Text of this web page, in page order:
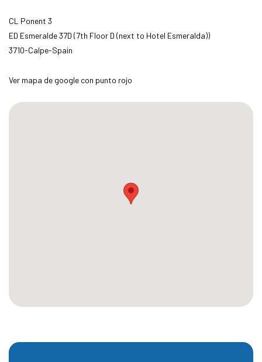
CL Ponent 3
ED Esmeralde 37D (7th Floor D (next to Hotel Esmeralda))
3710-Calpe-Spain
Ver mapa de google con punto rojo